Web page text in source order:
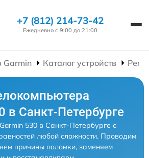
+7 (812) 214-73-42
Ежедневно с 9:00 до 21:00
Garmin Каталог устройств
в Санкт-Петербурге
530 в Санкт-Петербурге с
любой сложности. Проводим
причины поломки, заменяем